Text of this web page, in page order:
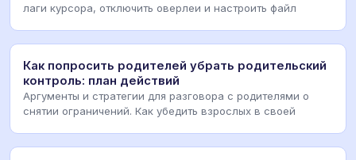
лаги курсора, отключить оверлеи и настроить файл
Как попросить родителей убрать родительский
контроль: план действий
Аргументы и стратегии для разговора с родителями о
снятии ограничений. Как убедить взрослых в своей